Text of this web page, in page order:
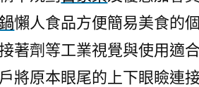
懶人食品方便簡易美食的
著劑等工業視覺與使用適
將原本眼尾的上下眼瞼連